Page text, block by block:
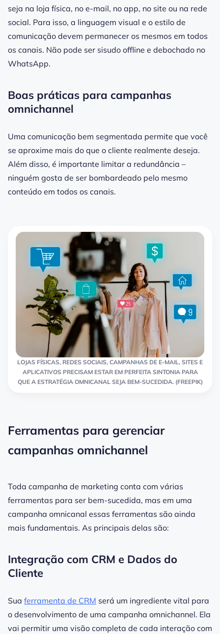
seja na loja física, no e-mail, no app, no site ou na rede
social. Para isso, a linguagem visual e o estilo de
comunicação devem permanecer os mesmos em todos
os canais. Não pode ser sisudo offline e debochado no
WhatsApp.
Boas práticas para campanhas
omnichannel
Uma comunicação bem segmentada permite que você
se aproxime mais do que o cliente realmente deseja.
Além disso, é importante limitar a redundância –
ninguém gosta de ser bombardeado pelo mesmo
conteúdo em todos os canais.
LOJAS FÍSICAS, REDES SOCIAIS, CAMPANHAS DE E-MAIL, SITES E
APLICATIVOS PRECISAM ESTAR EM PERFEITA SINTONIA PARA
QUE A ESTRATÉGIA OMNICANAL SEJA BEM-SUCEDIDA. (FREEPIK)
Ferramentas para gerenciar
campanhas omnichannel
Toda campanha de marketing conta com várias
ferramentas para ser bem-sucedida, mas em uma
campanha omnicanal essas ferramentas são ainda
mais fundamentais. As principais delas são:
Integração com CRM e Dados do
Cliente
Sua ferramenta de CRM será um ingrediente vital para
o desenvolvimento de uma campanha omnichannel. Ela
vai permitir uma visão completa de cada interação com